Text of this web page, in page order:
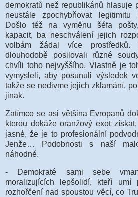
demokratů než republikánů hlasuje
neustále zpochybňovat legitimitu
Došlo též na vyměnu šéfa
kapacit, ba neschválení jejich
volbám žádal více prostředků.
dlouhodobě posilovali různé
chvíli toho nejvyššího. Vlastně je
vymysleli, aby posunuli výsledek
takže se nedivme jejich zklamání,
jinak.
Zatímco se asi většina Evropanů
kterou dokáže oranžový exot
jasné, že je to profesionální
Jenže… Podobnosti s naší
náhodné.
- Demokraté sami sebe
moralizujících lepšolidí, kteří umí
rozhořčení nad spoustou věcí, co